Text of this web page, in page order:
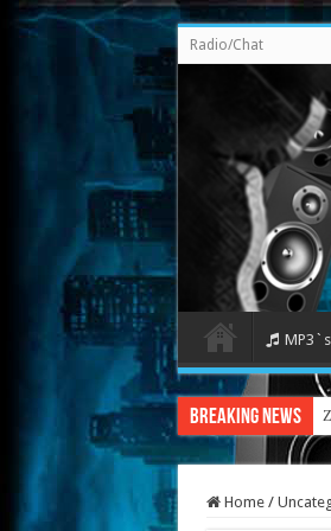
Radio/Chat
MP3`s
Breaking News
Home /